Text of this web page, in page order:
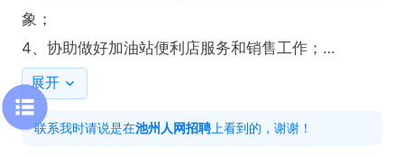
象；
4、协助做好加油站便利店服务和销售工作；
5、站经理及相关领导安排的其它工作。
任职资格：
1、条件优秀的适当放宽；
展开
联系我时请说是在池州人网招聘 上看到的，谢谢！